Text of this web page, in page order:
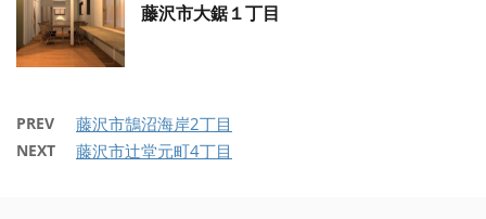
藤沢市大鋸１丁目
PREV 藤沢市鵠沼海岸2丁目
NEXT 藤沢市辻堂元町4丁目